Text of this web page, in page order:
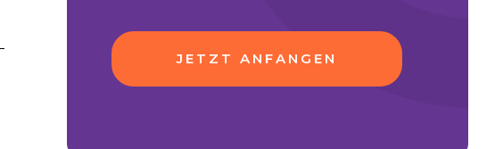
JETZT ANFANGEN